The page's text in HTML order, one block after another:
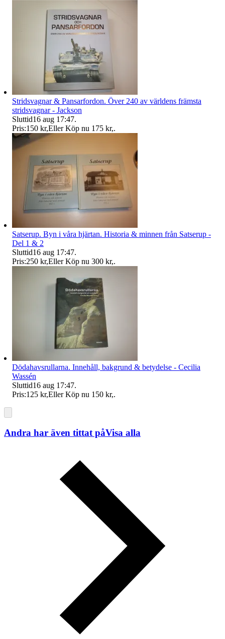
Stridsvagnar & Pansarfordon. Över 240 av världens främsta
stridsvagnar - Jackson
Sluttid16 aug 17:47.
Pris:150 kr,Eller Köp nu 175 kr,.
Satserup. Byn i våra hjärtan. Historia & minnen från Satserup -
Del 1 & 2
Sluttid16 aug 17:47.
Pris:250 kr,Eller Köp nu 300 kr,.
Dödahavsrullarna. Innehåll, bakgrund & betydelse - Cecilia
Wassén
Sluttid16 aug 17:47.
Pris:125 kr,Eller Köp nu 150 kr,.
Andra har även tittat påVisa alla